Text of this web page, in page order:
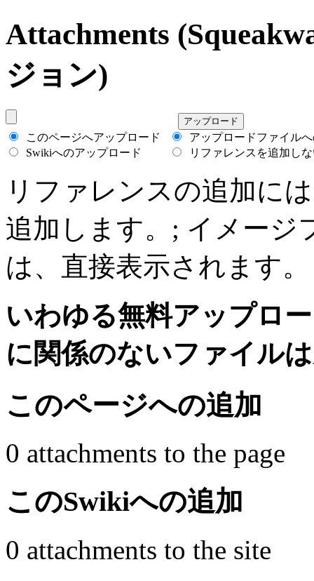
Attachments
ジョン)
このページへアップロード
Swikiへのアップロード
アップロードファイル
リファレンスを追加し
リファレンスの追加に
追加します。; イメージ
は、直接表示されます。
いわゆる無料アップロ
に関係のないファイル
このページへの追加
0 attachments to the page
このSwikiへの追加
0 attachments to the site